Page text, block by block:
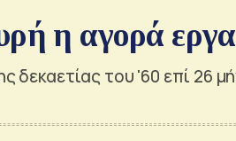
η αγορά
του '60 επί 26